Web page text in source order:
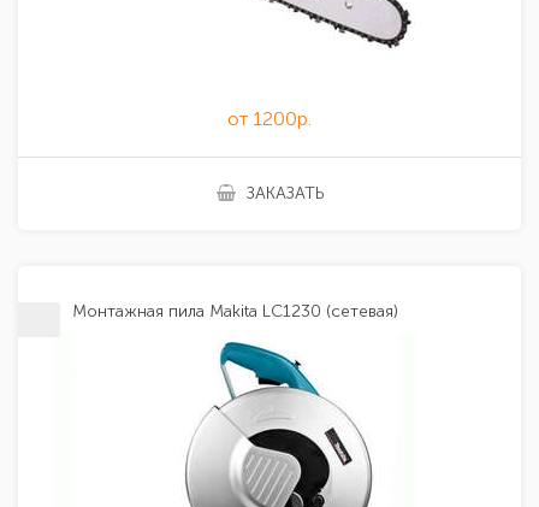
от 1200р.
ЗАКАЗАТЬ
Монтажная пила Makita LC1230 (сетевая)